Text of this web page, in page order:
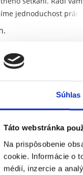
Súhlas
Táto webstránka
Na prispôsobenie
cookie. Informácie o
médií, inzercie a